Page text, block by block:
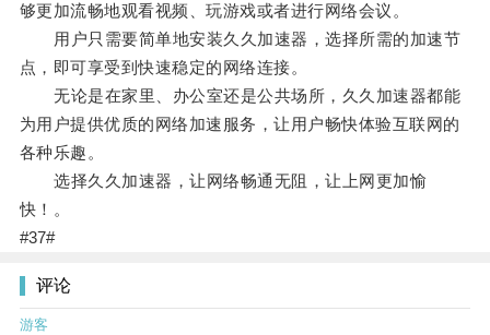
够更加流畅地观看视频、玩游戏或者进行网络会议。
用户只需要简单地安装久久加速器，选择所需的加速节
点，即可享受到快速稳定的网络连接。
无论是在家里、办公室还是公共场所，久久加速器都能
为用户提供优质的网络加速服务，让用户畅快体验互联网的
各种乐趣。
选择久久加速器，让网络畅通无阻，让上网更加愉
快！。
#37#
评论
游客